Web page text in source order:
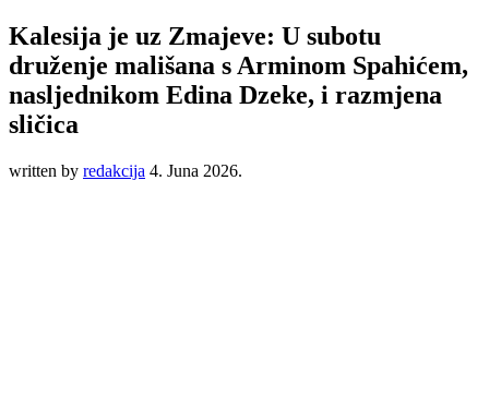
Kalesija je uz Zmajeve: U subotu
druženje mališana s Arminom Spahićem,
nasljednikom Edina Dzeke, i razmjena
sličica
written by redakcija 4. Juna 2026.